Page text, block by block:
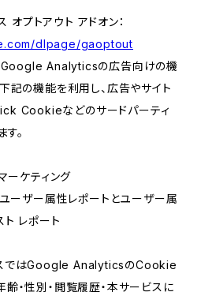
プトアウト アドオン：
dlpage/gaoptout
「Google Analyticsの広告向けの機
記の機能を利用し、広告やサイト
Cookieなどのサードパーティ
。
ケティング
ザー属性レポートとユーザー属
ト レポート
スではGoogle AnalyticsのCookie
齢・性別・閲覧履歴・本サービスに